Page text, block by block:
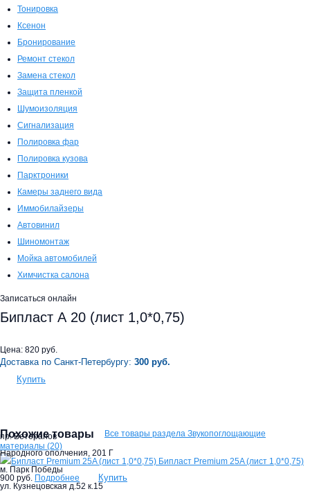
Тонировка
Ксенон
Бронирование
Ремонт стекол
Замена стекол
Защита пленкой
Шумоизоляция
Сигнализация
Полировка фар
Полировка кузова
Парктроники
Камеры заднего вида
Иммобилайзеры
Автовинил
Шиномонтаж
Мойка автомобилей
Химчистка салона
Записаться онлайн
Бипласт А 20 (лист 1,0*0,75)
Цена: 820 руб.
Доставка по Санкт-Петербургу: 300 руб.
Купить
Похожие товары
Все товары раздела Звукопоглощающие
материалы (20)
Бипласт Premium 25A (лист 1,0*0,75)
900 руб. Подробнее Купить
пр. Ветеранов
Народного ополчения, 201 Г
м. Парк Победы
ул. Кузнецовская д.52 к.15